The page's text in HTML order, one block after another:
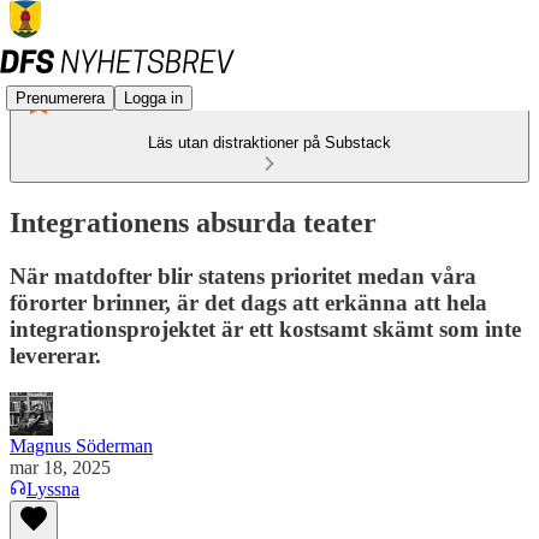
Prenumerera Logga in
Läs utan distraktioner på Substack
Integrationens absurda teater
När matdofter blir statens prioritet medan våra
förorter brinner, är det dags att erkänna att hela
integrationsprojektet är ett kostsamt skämt som inte
levererar.
Magnus Söderman
mar 18, 2025
Lyssna